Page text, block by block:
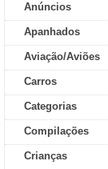
Anúncios
Apanhados
Aviação/Aviões
Carros
Categorias
Compilações
Crianças